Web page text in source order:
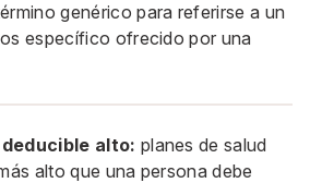
genérico para referirse a un
específico ofrecido por una
alto: planes de salud
alto que una persona debe